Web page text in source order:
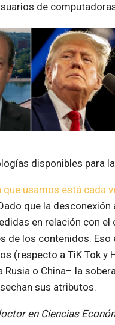
de
disponibles para
que usamos está cada
que la
en relación con
de los contenidos. Eso
(respecto a TiK Tok y
Rusia o China– la
sus atributos.
en Ciencias